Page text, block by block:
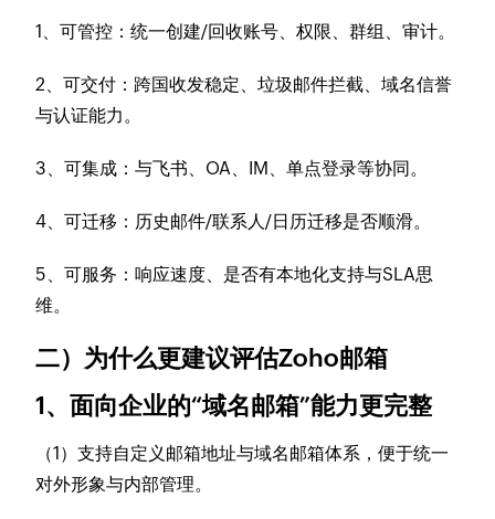
1、可管控：统一创建/回收账号、权限、群组、审计。
2、可交付：跨国收发稳定、垃圾邮件拦截、域名信誉
与认证能力。
3、可集成：与飞书、OA、IM、单点登录等协同。
4、可迁移：历史邮件/联系人/日历迁移是否顺滑。
5、可服务：响应速度、是否有本地化支持与SLA思
维。
二）为什么更建议评估Zoho邮箱
1、面向企业的“域名邮箱”能力更完整
（1）支持自定义邮箱地址与域名邮箱体系，便于统一
对外形象与内部管理。